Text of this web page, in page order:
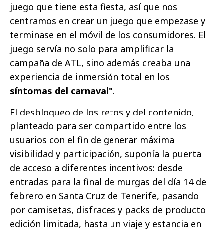
juego que tiene esta fiesta, así que nos
centramos en crear un juego que empezase y
terminase en el móvil de los consumidores. El
juego servía no solo para amplificar la
campaña de ATL, sino además creaba una
experiencia de inmersión total en los
síntomas del carnaval".
El desbloqueo de los retos y del contenido,
planteado para ser compartido entre los
usuarios con el fin de generar máxima
visibilidad y participación, suponía la puerta
de acceso a diferentes incentivos: desde
entradas para la final de murgas del día 14 de
febrero en Santa Cruz de Tenerife, pasando
por camisetas, disfraces y packs de producto
edición limitada, hasta un viaje y estancia en